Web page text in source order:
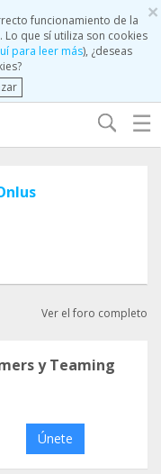
×
funcionamiento de la
que sí utiliza son cookies
para leer más), ¿deseas
☰
Ver el foro completo
y Teaming
Únete